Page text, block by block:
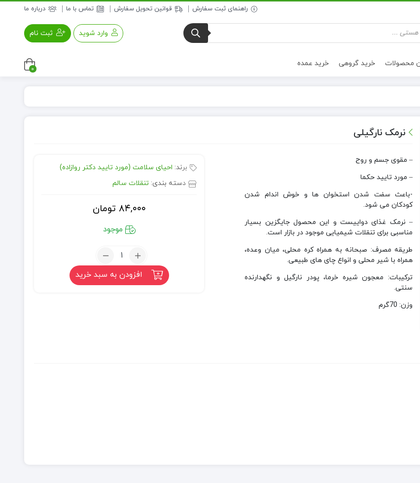
راهنمای ثبت سفارش قوانین تحویل سفارش تماس با ما درباره ما
وارد شوید ثبت نام
محصولات خرید گروهی خرید عمده
0
نرمک نارگیلی
– مقوی جسم و روح
– مورد تایید حکما
-باعث سفت شدن استخوان ها و خوش اندام شدن
کودکان می شود.
– نرمک غذای دواییست و این محصول جایگزین بسیار
مناسبی برای تنقلات شیمیایی موجود در بازار است.
طریقه مصرف: صبحانه به همراه کره محلی، میان وعده،
همراه با شیر محلی و انواع چای های طبیعی.
ترکیبات: معجون شیره خرما، پودر نارگیل و نگهدارنده
سنتی.
وزن: 70گرم
برند: احیای سلامت (مورد تایید دکتر روازاده)
دسته بندی: تنقلات سالم
۸۴,۰۰۰ تومان
موجود
تعداد:
نرمک
نارگیلی
افزودن به سبد خرید